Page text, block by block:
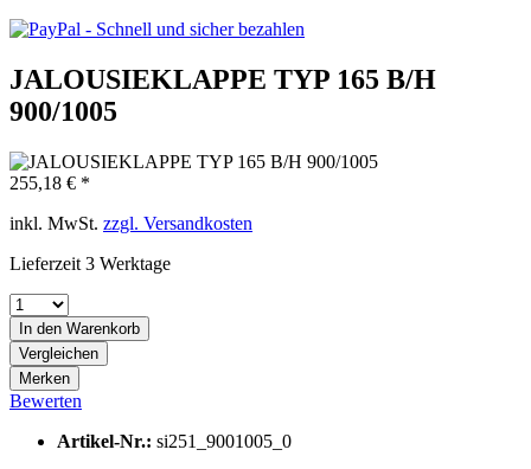
JALOUSIEKLAPPE TYP 165 B/H
900/1005
255,18 € *
inkl. MwSt. zzgl. Versandkosten
Lieferzeit 3 Werktage
In den Warenkorb
Vergleichen
Merken
Bewerten
Artikel-Nr.: si251_9001005_0